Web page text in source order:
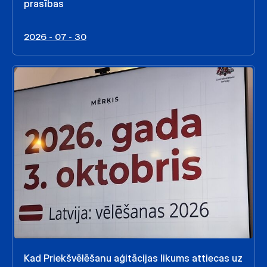
prasības
2026 - 07 - 30
Kad Priekšvēlēšanu aģitācijas likums attiecas uz